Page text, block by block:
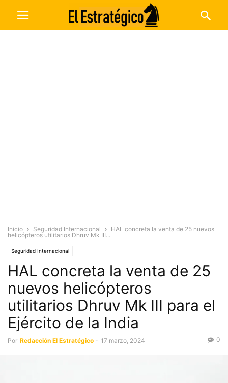
Inicio Seguridad Internacional
HAL concreta la venta de 25 nuevos
helicópteros utilitarios Dhruv Mk III...
Seguridad Internacional
HAL concreta la venta de 25
nuevos helicópteros
utilitarios Dhruv Mk III para el
Ejército de la India
Por Redacción El Estratégico - 17 marzo, 2024 0